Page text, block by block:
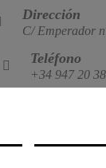
Dirección
C/ Emperador
Teléfono
+34 947 20